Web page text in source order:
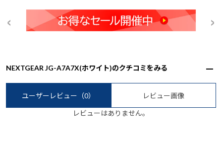
NEXTGEAR JG-A7A7X(ホワイト)のクチコミをみる
ユーザーレビュー （0） レビュー画像
レビューはありません。